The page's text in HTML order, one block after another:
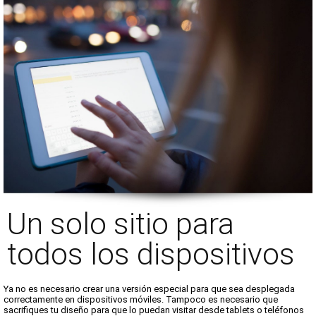
Un solo sitio para
todos los dispositivos
Ya no es necesario crear una versión especial para que sea desplegada
correctamente en dispositivos móviles. Tampoco es necesario que
sacrifiques tu diseño para que lo puedan visitar desde tablets o teléfonos